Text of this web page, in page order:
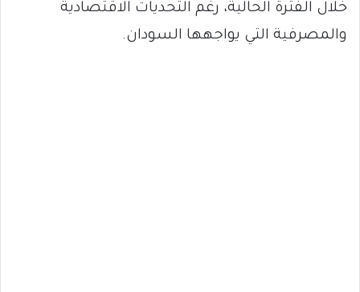
خلال الفترة الحالية، رغم التحديات الاقتصادية
والمصرفية التي يواجهها السودان.